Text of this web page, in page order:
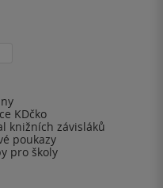
KDčko
knižních závisláků
poukazy
pro školy